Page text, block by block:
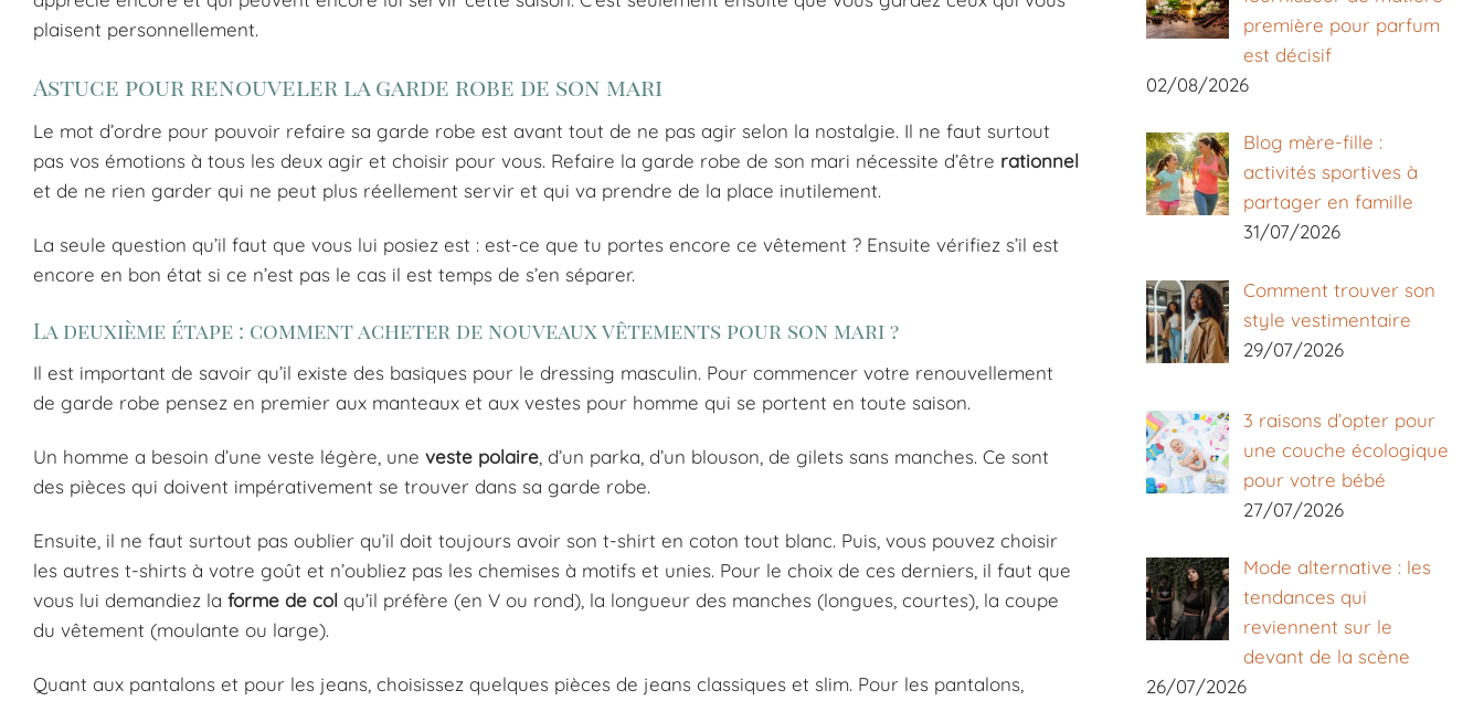
plaisent personnellement.
Astuce pour renouveler la garde robe de son mari
Le mot d’ordre pour pouvoir refaire sa garde robe est avant tout de ne pas agir selon la nostalgie. Il ne faut surtout
pas vos émotions à tous les deux agir et choisir pour vous. Refaire la garde robe de son mari nécessite d’être rationnel
et de ne rien garder qui ne peut plus réellement servir et qui va prendre de la place inutilement.
La seule question qu’il faut que vous lui posiez est : est-ce que tu portes encore ce vêtement ? Ensuite vérifiez s’il est
encore en bon état si ce n’est pas le cas il est temps de s’en séparer.
La deuxième étape : comment acheter de nouveaux vêtements pour son mari ?
Il est important de savoir qu’il existe des basiques pour le dressing masculin. Pour commencer votre renouvellement
de garde robe pensez en premier aux manteaux et aux vestes pour homme qui se portent en toute saison.
Un homme a besoin d’une veste légère, une veste polaire , d’un parka, d’un blouson, de gilets sans manches. Ce sont
des pièces qui doivent impérativement se trouver dans sa garde robe.
Ensuite, il ne faut surtout pas oublier qu’il doit toujours avoir son t-shirt en coton tout blanc. Puis, vous pouvez choisir
les autres t-shirts à votre goût et n’oubliez pas les chemises à motifs et unies. Pour le choix de ces derniers, il faut que
vous lui demandiez la forme de col qu’il préfère (en V ou rond), la longueur des manches (longues, courtes), la coupe
du vêtement (moulante ou large).
Quant aux pantalons et pour les jeans, choisissez quelques pièces de jeans classiques et slim. Pour les pantalons,
première pour parfum
est décisif
02/08/2026
Blog mère-fille :
activités sportives à
partager en famille
31/07/2026
Comment trouver son
style vestimentaire
29/07/2026
3 raisons d’opter pour
une couche écologique
pour votre bébé
27/07/2026
Mode alternative : les
tendances qui
reviennent sur le
devant de la scène
26/07/2026